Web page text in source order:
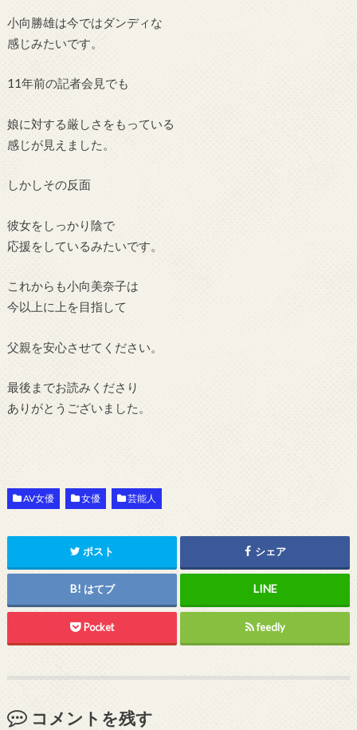
小向勝雄は今ではダンディな
感じみたいです。
11年前の記者会見でも
娘に対する厳しさをもっている
感じが見えました。
しかしその反面
彼女をしっかり陰で
応援をしているみたいです。
これからも小向美奈子は
今以上に上を目指して
父親を安心させてください。
最後までお読みくださり
ありがとうございました。
AV女優 女優 芸能人
ポスト シェア
はてブ
Pocket feedly
コメントを残す